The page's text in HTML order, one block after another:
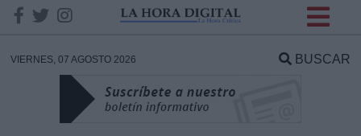
VIERNES, 07 AGOSTO 2026 BUSCAR
DATOS
Responsable: